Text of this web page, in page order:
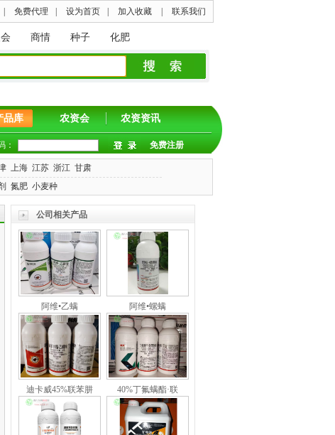
免费代理 设为首页 加入收藏 联系我们
商情 种子 化肥
品库 农资会 农资资讯
： 免费注册
上海 江苏 浙江 甘肃
氮肥 小麦种
公司相关产品
阿维•乙螨 阿维•螺螨
迪卡威45%联苯肼 40%丁氟螨酯·联